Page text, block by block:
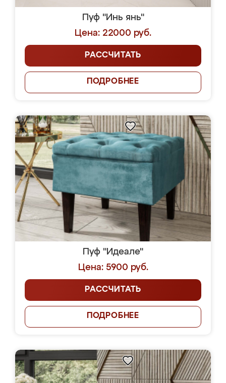
Пуф "Инь янь"
Цена: 22000 руб.
РАССЧИТАТЬ
ПОДРОБНЕЕ
Пуф "Идеале"
Цена: 5900 руб.
РАССЧИТАТЬ
ПОДРОБНЕЕ